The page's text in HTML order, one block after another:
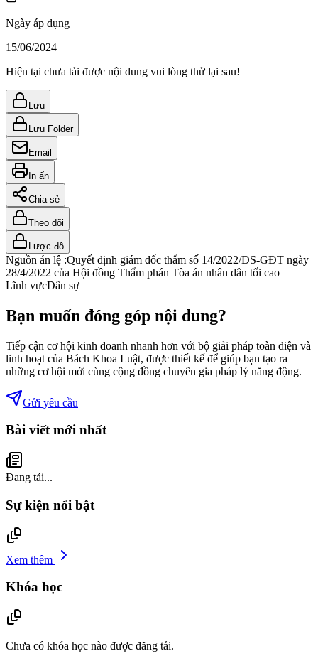
Ngày áp dụng
15/06/2024
Hiện tại chưa tải được nội dung vui lòng thử lại sau!
Lưu
Lưu Folder
Email
In ấn
Chia sẻ
Theo dõi
Lược đồ
Nguồn án lệ :Quyết định giám đốc thẩm số 14/2022/DS-GĐT ngày
28/4/2022 của Hội đồng Thẩm phán Tòa án nhân dân tối cao
Lĩnh vựcDân sự
Bạn muốn đóng góp nội dung?
Tiếp cận cơ hội kinh doanh nhanh hơn với bộ giải pháp toàn diện và
linh hoạt của Bách Khoa Luật, được thiết kế để giúp bạn tạo ra
những cơ hội mới cùng cộng đồng chuyên gia pháp lý năng động.
Gửi yêu cầu
Bài viết mới nhất
Đang tải...
Sự kiện nổi bật
Xem thêm
Khóa học
Chưa có khóa học nào được đăng tải.